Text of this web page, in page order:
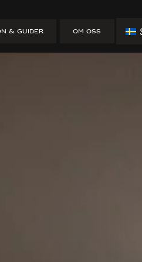
& GUIDER OM OSS
att